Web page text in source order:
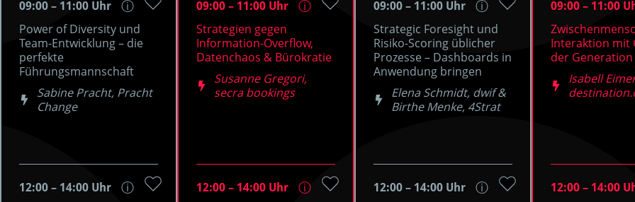
09:00 – 11:00 Uhr ⓘ
Power of Diversity und
Team-Entwicklung – die
perfekte
Führungsmannschaft
Sabine Pracht, Pracht
Change
12:00 – 14:00 Uhr ⓘ
09:00 – 11:00 Uhr ⓘ
Strategien gegen
Information-Overflow,
Datenchaos & Bürokratie
Susanne Gregori,
secra bookings
12:00 – 14:00 Uhr ⓘ
09:00 – 11:00 Uhr ⓘ
Strategic Foresight und
Risiko-Scoring üblicher
Prozesse – Dashboards in
Anwendung bringen
Elena Schmidt, dwif &
Birthe Menke, 4Strat
12:00 – 14:00 Uhr ⓘ
09:00 – 11:00
Interaktion mit
der Generation
Isabell
12:00 – 14:00